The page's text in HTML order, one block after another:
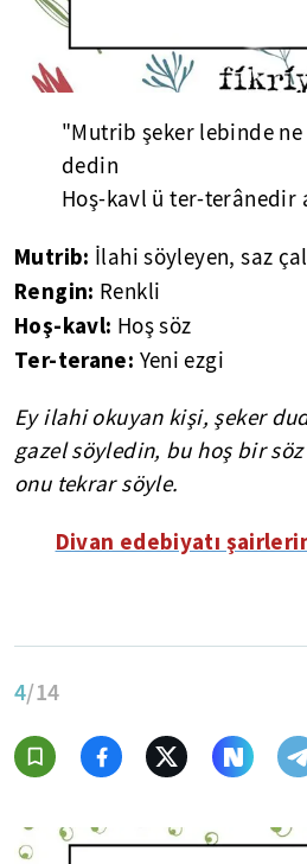
"Mutrib şeker lebinde
dedin
Hoş-kavl ü ter-terânedir
Mutrib: İlahi söyleyen, saz
Rengin: Renkli
Hoş-kavl: Hoş söz
Ter-terane: Yeni ezgi
Ey ilahi okuyan kişi, şeker
gazel söyledin, bu hoş bir
onu tekrar söyle.
Divan edebiyatı
4/14